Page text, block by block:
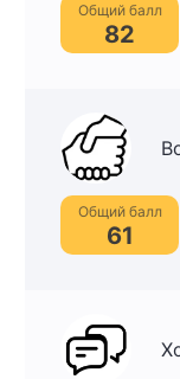
Общий балл
82
Общий балл
61